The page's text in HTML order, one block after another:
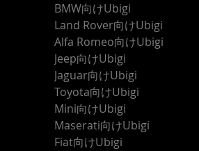
BMW向けUbigi
Land Rover向けUbigi
Alfa Romeo向けUbigi
Jeep向けUbigi
Jaguar向けUbigi
Toyota向けUbigi
Mini向けUbigi
Maserati向けUbigi
Fiat向けUbigi